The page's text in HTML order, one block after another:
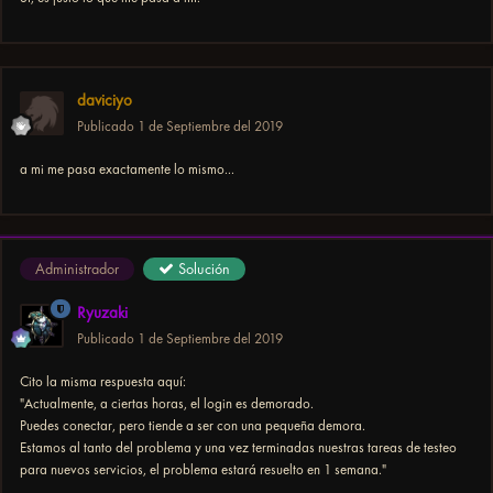
daviciyo
Publicado 1 de Septiembre del 2019
a mi me pasa exactamente lo mismo...
Administrador Solución
Ryuzaki
Publicado 1 de Septiembre del 2019
Cito la misma respuesta aquí:
"Actualmente, a ciertas horas, el login es demorado.
Puedes conectar, pero tiende a ser con una pequeña demora.
Estamos al tanto del problema y una vez terminadas nuestras tareas de testeo
para nuevos servicios, el problema estará resuelto en 1 semana."